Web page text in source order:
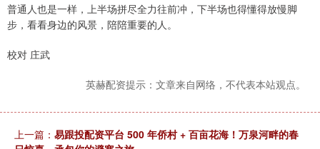
普通人也是一样，上半场拼尽全力往前冲，下半场也得懂得放慢脚
步，看看身边的风景，陪陪重要的人。
校对 庄武
英赫配资提示：文章来自网络，不代表本站观点。
上一篇： 易跟投配资平台 500 年侨村 + 百亩花海！万泉河畔的春